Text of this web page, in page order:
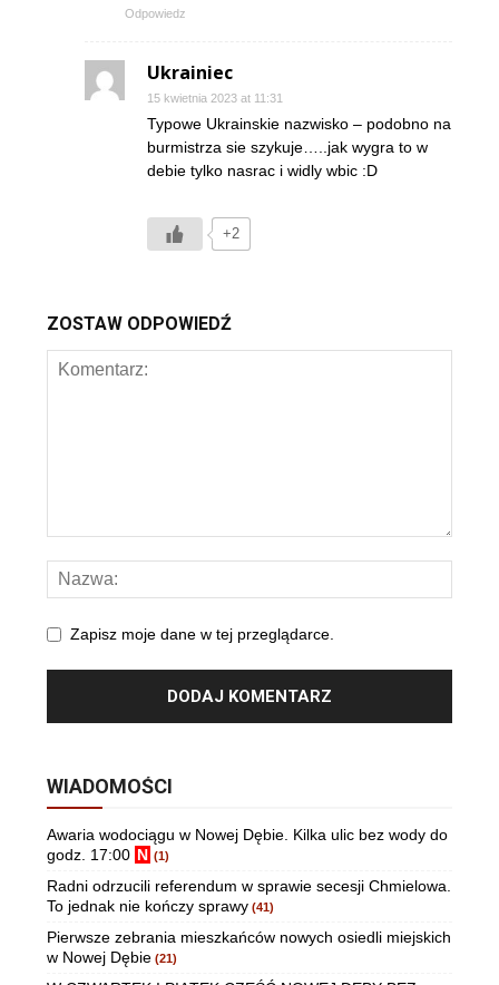
Odpowiedz
Ukrainiec
15 kwietnia 2023 at 11:31
Typowe Ukrainskie nazwisko – podobno na
burmistrza sie szykuje…..jak wygra to w
debie tylko nasrac i widly wbic :D
+2
ZOSTAW ODPOWIEDŹ
Zapisz moje dane w tej przeglądarce.
WIADOMOŚCI
Awaria wodociągu w Nowej Dębie. Kilka ulic bez wody do
godz. 17:00 N (1)
Radni odrzucili referendum w sprawie secesji Chmielowa.
To jednak nie kończy sprawy (41)
Pierwsze zebrania mieszkańców nowych osiedli miejskich
w Nowej Dębie (21)